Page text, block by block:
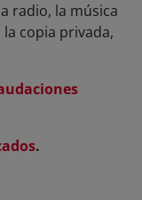
radio, la música
copia privada,
.